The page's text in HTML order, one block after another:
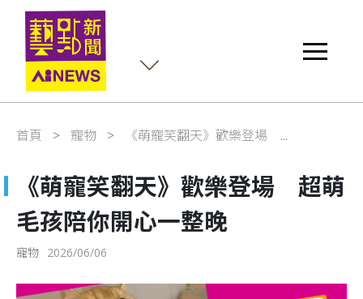
首頁 寵物 《萌寵笑翻天》歡樂登場 ...
《萌寵笑翻天》歡樂登場 超萌
毛孩陪你開心一整晚
寵物 2026/06/06